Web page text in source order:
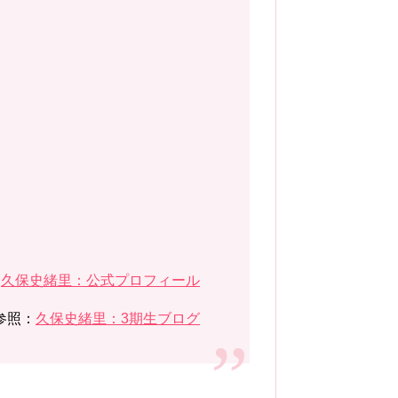
久保史緒里：公式プロフィール
照： 久保史緒里：3期生ブログ